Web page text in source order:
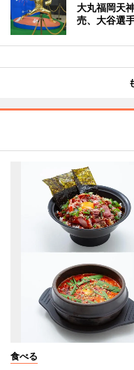
大丸福岡天
売、大谷選
食べる